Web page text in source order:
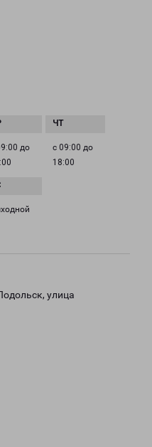
до
с 09:00 до
18:00
улица